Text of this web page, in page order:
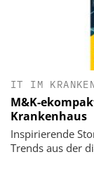
IT IM
M&K-
Krankenhaus
Inspirierende
Trends aus der